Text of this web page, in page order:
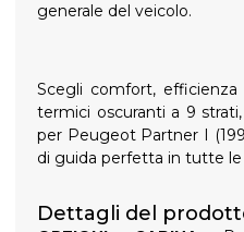
generale del veicolo.
Scegli comfort,
termici oscuranti a 9
per Peugeot Partner I
di guida perfetta in tutte le
Dettagli del